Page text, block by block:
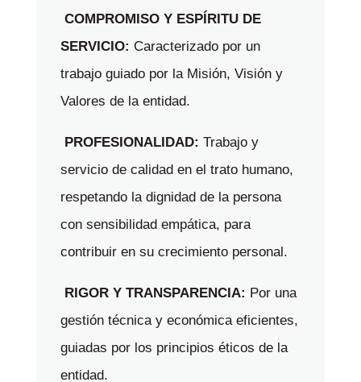
COMPROMISO Y ESPÍRITU DE
SERVICIO: Caracterizado por un
trabajo guiado por la Misión, Visión y
Valores de la entidad.
PROFESIONALIDAD: Trabajo y
servicio de calidad en el trato humano,
respetando la dignidad de la persona
con sensibilidad empática, para
contribuir en su crecimiento personal.
RIGOR Y TRANSPARENCIA: Por una
gestión técnica y económica eficientes,
guiadas por los principios éticos de la
entidad.